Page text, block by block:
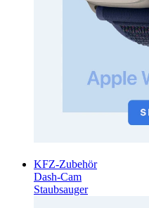
KFZ-Zubehör
Dash-Cam
Staubsauger